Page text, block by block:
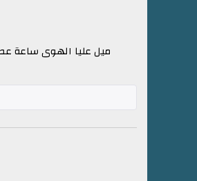
ميل عليا الهوى ساعة